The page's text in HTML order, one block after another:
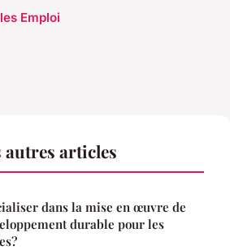
Emploi
articles
dans la mise en œuvre de
durable pour les